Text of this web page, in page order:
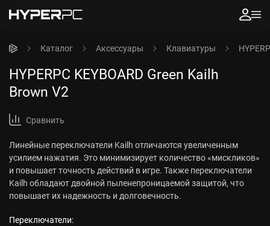
Каталог Аксессуары Клавиатуры
HYPERPC KEYBOARD Green Kailh
Brown V2
Сравнить
Линейные переключатели Kailh отличаются увеличенным
усилием нажатия. Это минимизирует количество «мискликов»
и повышает точность действий в игре. Также переключатели
Kailh обладают двойной пыленепроницаемой защитой, что
повышает их надежность и долговечность.
Переключатели: